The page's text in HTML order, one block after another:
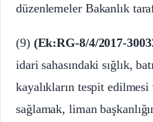
düzenlemeler Bakanlık
(9)(Ek:RG-8/4/2017-
idari sahasındaki sığlık,
kayalıkların tespit edilmesi
sağlamak, liman